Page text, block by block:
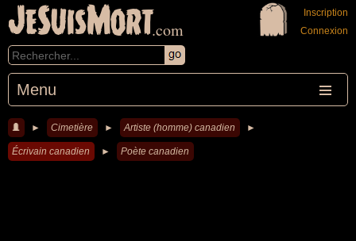
JeSuisMort.com
Menu
Inscription
Connexion
► Cimetière ► Artiste (homme) canadien ►
Écrivain canadien ► Poète canadien